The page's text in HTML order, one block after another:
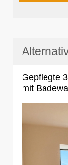
Gepflegte
mit